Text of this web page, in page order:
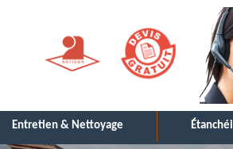
Entretien & Nettoyage